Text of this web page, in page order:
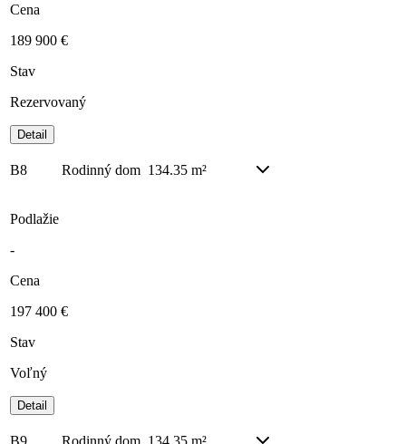
Cena
189 900 €
Stav
Rezervovaný
Detail
B8 Rodinný dom 134.35 m²
Podlažie
-
Cena
197 400 €
Stav
Voľný
Detail
B9 Rodinný dom 134.35 m²